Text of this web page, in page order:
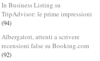
In Business Listing su
TripAdvisor: le prime impressioni
(94)
Albergatori, attenti a scrivere
recensioni false su Booking.com
(92)